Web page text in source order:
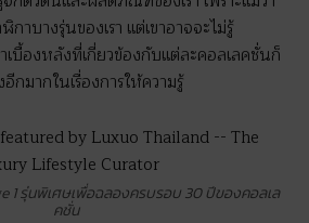
าบางรุ่นของเรา แต่เขาอาจจะไม่รู้
เบื้องหลังที่เกี่ยวข้องกับแต่ละคอลเลคชั่นก็
มากในเรื่องการให้ความรู้
1 รุ่นพิเศษเพื่อฉลองครบรอบ 30 ปีของคอลเล
คชั่น